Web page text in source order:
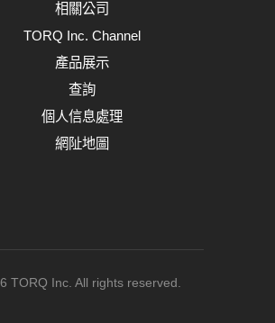
相關公司
TORQ Inc. Channel
產品展示
查詢
個人信息處理
網阯地圖
TORQ Inc. All rights reserved.